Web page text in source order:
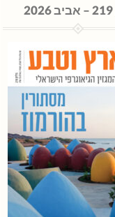
219 – אביב 2026